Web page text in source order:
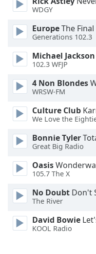
Opacity
Font
Size
Text
Edge
Style
Font
Dialog
End
WDGY
EuropeThe
Generations 102.3
Michael Jackson
102.3 WFJP
4 Non Blondes
WRSW-FM
Culture Club
We Love the
Bonnie Tyler
Great Big Radio
Oasis
105.7 The X
No Doubt Don't
The River
David Bowie
KOOL Radio